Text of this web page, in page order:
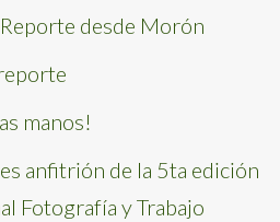
desde Morón
manos!
anfitrión de la 5ta edición
Fotografía y Trabajo